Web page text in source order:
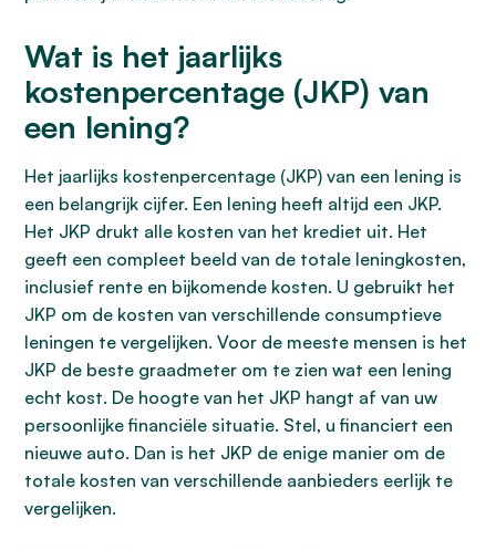
Wat is het jaarlijks
kostenpercentage (JKP) van
een lening?
Het jaarlijks kostenpercentage (JKP) van een lening is
een belangrijk cijfer. Een lening heeft altijd een JKP.
Het JKP drukt alle kosten van het krediet uit. Het
geeft een compleet beeld van de totale leningkosten,
inclusief rente en bijkomende kosten. U gebruikt het
JKP om de kosten van verschillende consumptieve
leningen te vergelijken. Voor de meeste mensen is het
JKP de beste graadmeter om te zien wat een lening
echt kost. De hoogte van het JKP hangt af van uw
persoonlijke financiële situatie. Stel, u financiert een
nieuwe auto. Dan is het JKP de enige manier om de
totale kosten van verschillende aanbieders eerlijk te
vergelijken.